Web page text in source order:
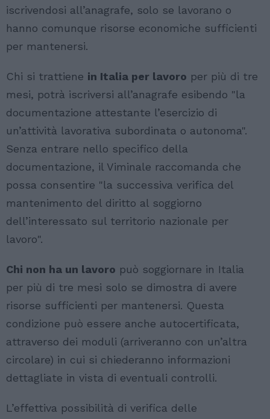
iscrivendosi all’anagrafe, solo se lavorano o
hanno comunque risorse economiche sufficienti
per mantenersi.
Chi si trattiene in Italia per lavoro per più di tre
mesi, potrà iscriversi all’anagrafe esibendo "la
documentazione attestante l’esercizio di
un’attività lavorativa subordinata o autonoma".
Senza entrare nello specifico della
documentazione, il Viminale raccomanda che
possa consentire "la successiva verifica del
mantenimento del diritto al soggiorno
dell’interessato sul territorio nazionale per
lavoro".
Chi non ha un lavoro può soggiornare in Italia
per più di tre mesi solo se dimostra di avere
risorse sufficienti per mantenersi. Questa
condizione può essere anche autocertificata,
attraverso dei moduli (arriveranno con un’altra
circolare) in cui si chiederanno informazioni
dettagliate in vista di eventuali controlli.
L’effettiva possibilità di verifica delle